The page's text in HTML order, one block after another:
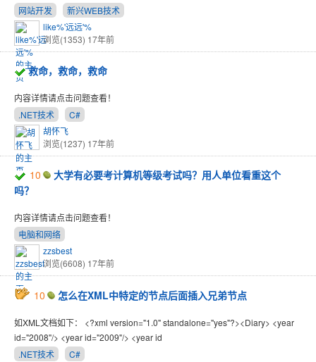
网站开发
新兴WEB技术
like%'远远'%
浏览(1353) 17年前
救命，救命，救命
内容详情请点击问题查看！
.NET技术
C#
胡怀飞
浏览(1237) 17年前
10
大学有必要考计算机等级考试吗？用人单位看重这个
吗？
内容详情请点击问题查看！
电脑和网络
zzsbest
浏览(6608) 17年前
10 怎么在XML中特定的节点后面插入兄弟节点
如XML文档如下： <?xml version="1.0" standalone="yes"?><Diary> <year
id="2008"/> <year id="2009"/> <year id
.NET技术
C#